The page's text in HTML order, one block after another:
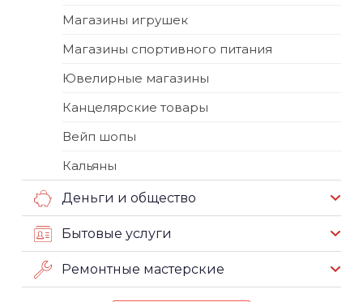
Магазины игрушек
Магазины спортивного питания
Ювелирные магазины
Канцелярские товары
Вейп шопы
Кальяны
Деньги и общество
Бытовые услуги
Ремонтные мастерские